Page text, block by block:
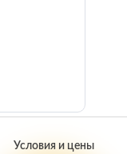
Условия и цены